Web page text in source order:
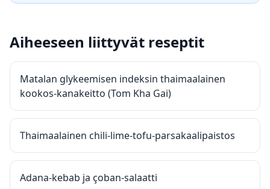
Aiheeseen liittyvät reseptit
Matalan glykeemisen indeksin thaimaalainen
kookos-kanakeitto (Tom Kha Gai)
Thaimaalainen chili-lime-tofu-parsakaalipaistos
Adana-kebab ja çoban-salaatti